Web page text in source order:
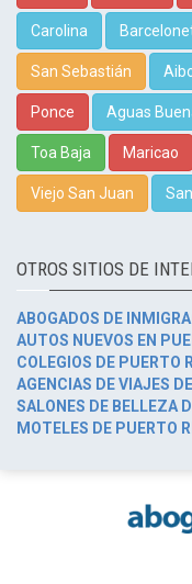
Carolina
San Sebastián
Ponce Aguas
Toa Baja Maricao
Viejo San Juan
OTROS SITIOS DE
ABOGADOS DE
AUTOS NUEVOS EN
COLEGIOS DE PUERTO
AGENCIAS DE VIAJES
SALONES DE BELLEZA
MOTELES DE PUERTO